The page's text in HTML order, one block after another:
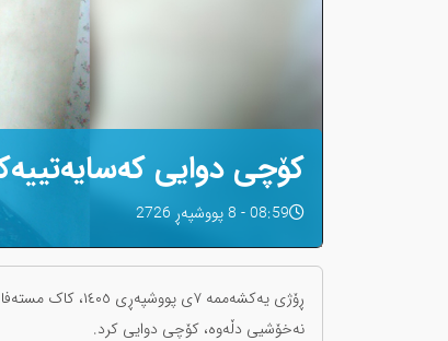
کۆچی دوایی
08:59 - 8 پووشپەڕ 2726
ڕۆژی یەکشەممە ٧ی
نەخۆشیی دڵەوە، کۆچی دوایی کرد.